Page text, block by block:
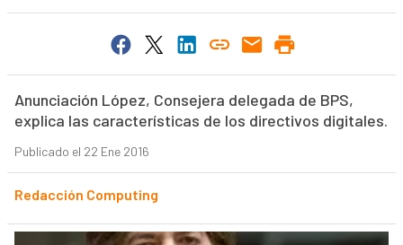
Anunciación López, Consejera delegada de BPS,
explica las características de los directivos digitales.
Publicado el 22 Ene 2016
Redacción Computing